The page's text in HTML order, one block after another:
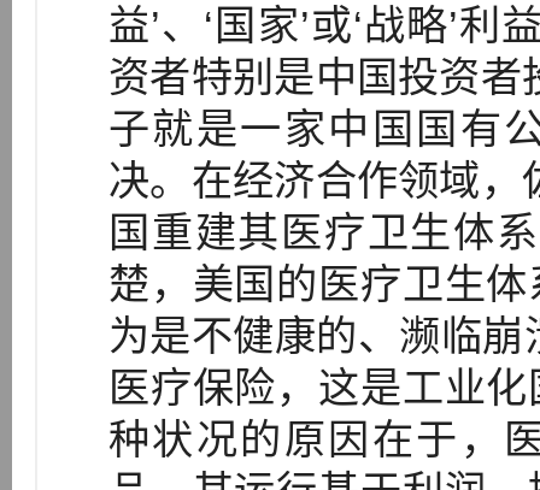
益’、‘国家’或‘战略’
资者特别是中国投资者
子就是一家中国国有
决。在经济合作领域，
国重建其医疗卫生体
楚，美国的医疗卫生
为是不健康的、濒临
医疗保险，这是工业
种状况的原因在于，